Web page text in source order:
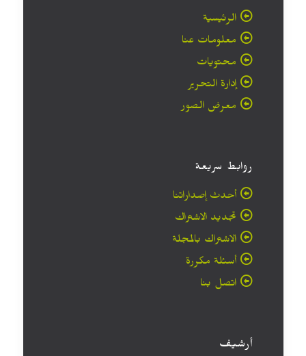
الرئيسية
معلومات عنا
محتويات
إدارة التحرير
معرض الصور
روابط سريعة
أحدث إصداراتنا
تجديد الاشتراك
الاشتراك بالمجلة
أسئلة مكررة
اتصل بنا
أرشيف